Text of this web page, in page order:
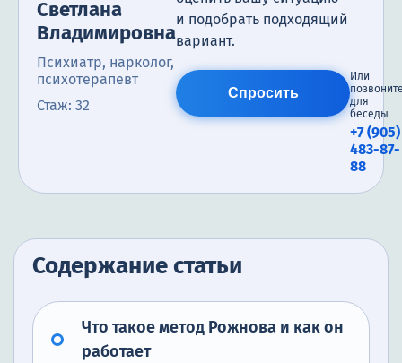
Светлана
Владимировна
Психиатр, нарколог,
психотерапевт
Стаж: 32
и подобрать подходящий
вариант.
Спросить
Или
для
беседы
+7 (905)
483-87-
88
Содержание статьи
Что такое метод Рожнова и как он
работает